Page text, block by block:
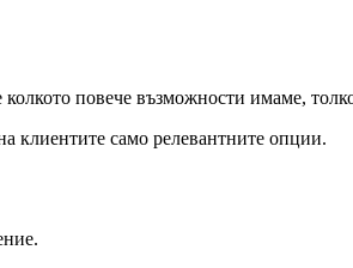
повече възможности имаме,
клиентите само релевантните опции.